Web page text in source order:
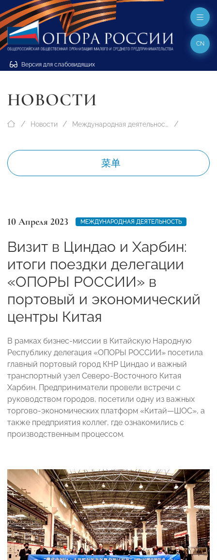
Версия для слабовидящих
CN
НОВОСТИ
Новости Международная деятельность
菜单
10 Апреля 2023 МЕЖДУНАРОДНАЯ ДЕЯТЕЛЬНОСТЬ
Визит в Циндао и Харбин:
итоги поездки делегации
«ОПОРЫ РОССИИ» в
портовый и экономический
центры Китая
В рамках бизнес-миссии в Китайскую Народную
Республику делегация «ОПОРЫ РОССИИ» посетила
главный портовый город КНР Циндао и важный
транспортный узел Северо-Восточного Китая
Харбин. Предприниматели провели встречи с
руководством городов, посетили одну из важных
торгово-экономических платформ «Китай—ШОС», а
также предприятия коллег, где ознакомились с
производственным процессом.